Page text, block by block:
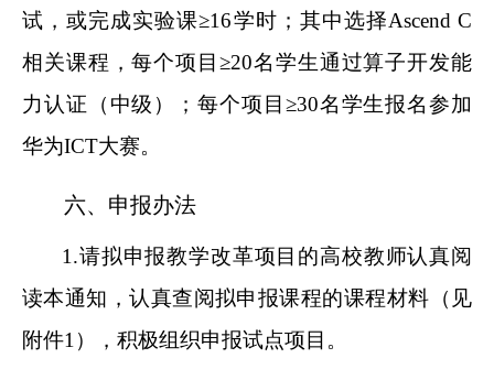
试，或完成实验课≥16学时；其中选择Ascend C
相关课程，每个项目≥20名学生通过算子开发能
力认证（中级）；每个项目≥30名学生报名参加
华为ICT大赛。
六、申报办法
1.请拟申报教学改革项目的高校教师认真阅
读本通知，认真查阅拟申报课程的课程材料（见
附件1），积极组织申报试点项目。